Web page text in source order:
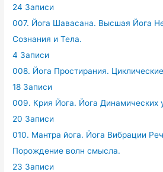
24 Записи
007. Йога Шавасана. Высшая Йога
Сознания и Тела.
4 Записи
008. Йога Простирания.
18 Записи
009. Крия Йога. Йога Динамических
20 Записи
010. Мантра йога. Йога Вибрации
Порождение волн смысла.
23 Записи